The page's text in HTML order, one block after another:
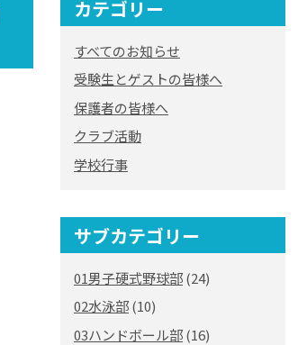
カテゴリー
すべてのお知らせ
受験生とゲストの皆様へ
保護者の皆様へ
クラブ活動
学校行事
サブカテゴリー
01男子硬式野球部(24)
02水泳部(10)
03ハンドボール部(16)